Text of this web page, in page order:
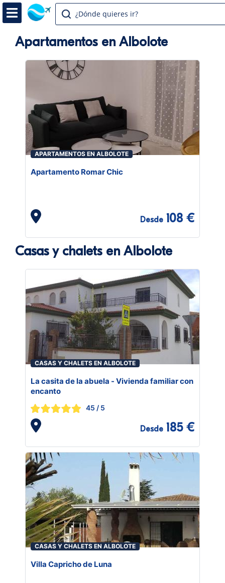
¿Dónde quieres ir?
Apartamentos en Albolote
APARTAMENTOS EN ALBOLOTE
Apartamento Romar Chic
Desde 108 €
Casas y chalets en Albolote
CASAS Y CHALETS EN ALBOLOTE
La casita de la abuela - Vivienda familiar con
encanto
45 / 5
Desde 185 €
CASAS Y CHALETS EN ALBOLOTE
Villa Capricho de Luna